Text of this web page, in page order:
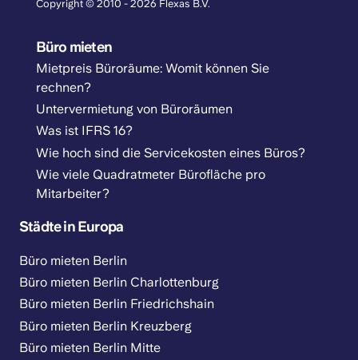
Copyright © 2010 - 2026 Flexas B.V.
Büro mieten
Mietpreis Büroräume: Womit können Sie
rechnen?
Untervermietung von Büroräumen
Was ist IFRS 16?
Wie hoch sind die Servicekosten eines Büros?
Wie viele Quadratmeter Bürofläche pro
Mitarbeiter?
Städte in Europa
Büro mieten Berlin
Büro mieten Berlin Charlottenburg
Büro mieten Berlin Friedrichshain
Büro mieten Berlin Kreuzberg
Büro mieten Berlin Mitte